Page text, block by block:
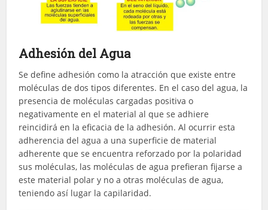
Adhesión del Agua
Se define adhesión como la atracción que existe entre
moléculas de dos tipos diferentes. En el caso del agua, la
presencia de moléculas cargadas positiva o
negativamente en el material al que se adhiere
reincidirá en la eficacia de la adhesión. Al ocurrir esta
adherencia del agua a una superficie de material
adherente que se encuentra reforzado por la polaridad
sus moléculas, las moléculas de agua prefieran fijarse a
este material polar y no a otras moléculas de agua,
teniendo así lugar la capilaridad.